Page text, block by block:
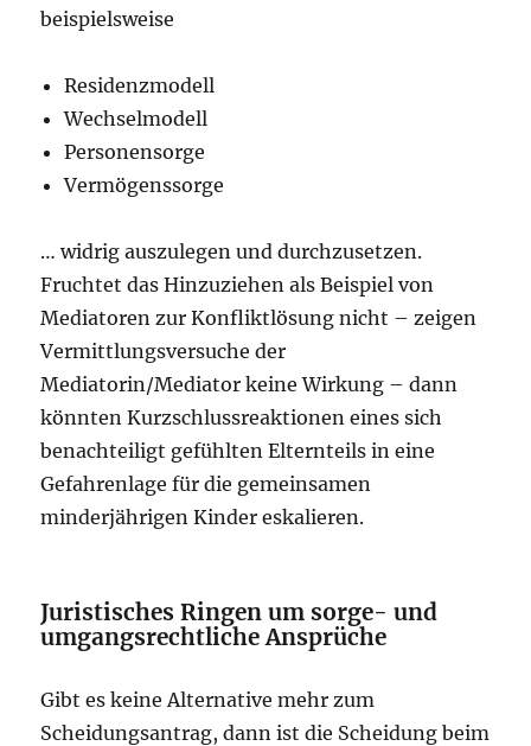
beispielsweise
Residenzmodell
Wechselmodell
Personensorge
Vermögenssorge
… widrig auszulegen und durchzusetzen.
Fruchtet das Hinzuziehen als Beispiel von
Mediatoren zur Konfliktlösung nicht – zeigen
Vermittlungsversuche der
Mediatorin/Mediator keine Wirkung – dann
könnten Kurzschlussreaktionen eines sich
benachteiligt gefühlten Elternteils in eine
Gefahrenlage für die gemeinsamen
minderjährigen Kinder eskalieren.
Juristisches Ringen um sorge- und
umgangsrechtliche Ansprüche
Gibt es keine Alternative mehr zum
Scheidungsantrag, dann ist die Scheidung beim